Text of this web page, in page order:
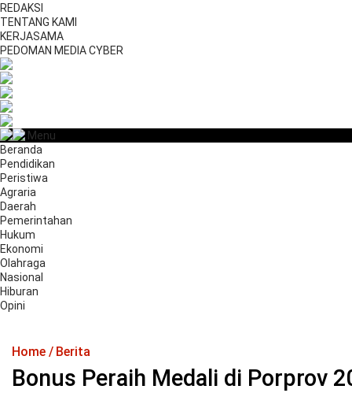
REDAKSI
TENTANG KAMI
KERJASAMA
PEDOMAN MEDIA CYBER
Menu
Beranda
Pendidikan
Peristiwa
Agraria
Daerah
Pemerintahan
Hukum
Ekonomi
Olahraga
Nasional
Hiburan
Opini
Home Berita
Bonus Peraih Medali di Porprov